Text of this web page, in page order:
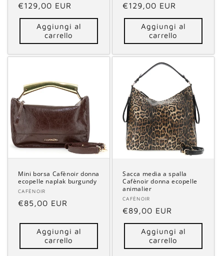
Prezzo
di
listino
€129,00 EUR
Aggiungi al
carrello
Prezzo
di
listino
€129,00 EUR
Aggiungi al
carrello
Mini borsa Cafènoir donna
ecopelle naplak burgundy
Fornitore:
CAFÈNOIR
Prezzo
listino
€85,00 EUR
Aggiungi al
carrello
Sacca media a spalla
Cafènoir donna ecopelle
animalier
Fornitore:
CAFÈNOIR
Prezzo
di
listino
€89,00 EUR
Aggiungi al
carrello